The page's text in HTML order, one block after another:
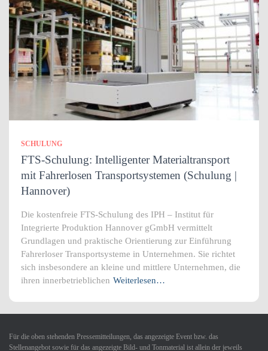
SCHULUNG
FTS-Schulung: Intelligenter Materialtransport
mit Fahrerlosen Transportsystemen (Schulung |
Hannover)
Die kostenfreie FTS-Schulung des IPH – Institut für
Integrierte Produktion Hannover gGmbH vermittelt
Grundlagen und praktische Orientierung zur Einführung
Fahrerloser Transportsysteme in Unternehmen. Sie richtet
sich insbesondere an kleine und mittlere Unternehmen, die
ihren innerbetrieblichen Weiterlesen…
Für die oben stehenden Pressemitteilungen, das angezeigte Event bzw. das
Stellenangebot sowie für das angezeigte Bild- und Tonmaterial ist allein der jeweils